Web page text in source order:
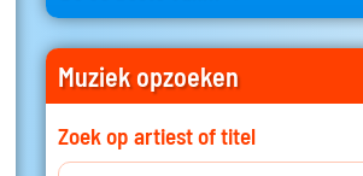
Muziek opzoeken
Zoek op artiest of titel